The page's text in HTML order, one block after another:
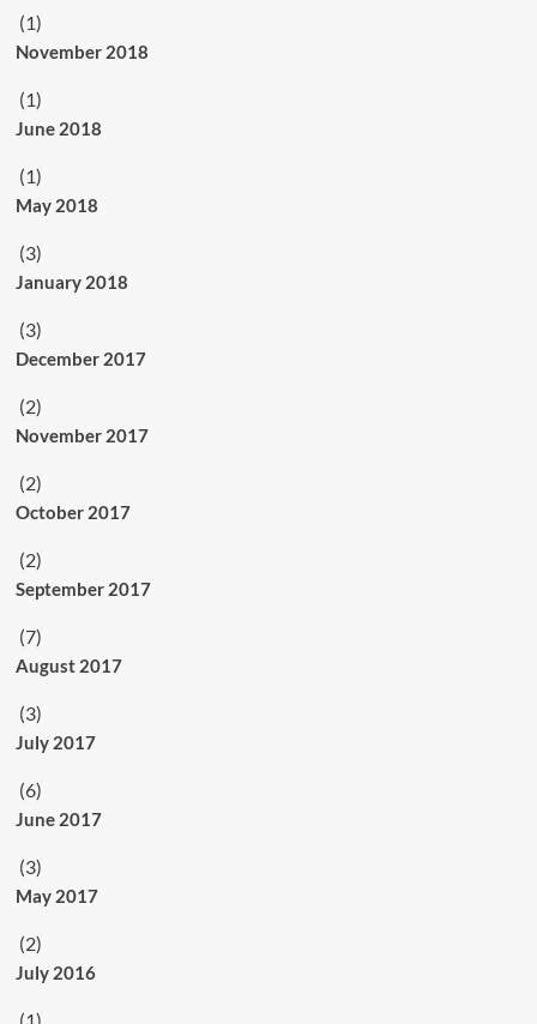
(1)
November 2018
(1)
June 2018
(1)
May 2018
(3)
January 2018
(3)
December 2017
(2)
November 2017
(2)
October 2017
(2)
September 2017
(7)
August 2017
(3)
July 2017
(6)
June 2017
(3)
May 2017
(2)
July 2016